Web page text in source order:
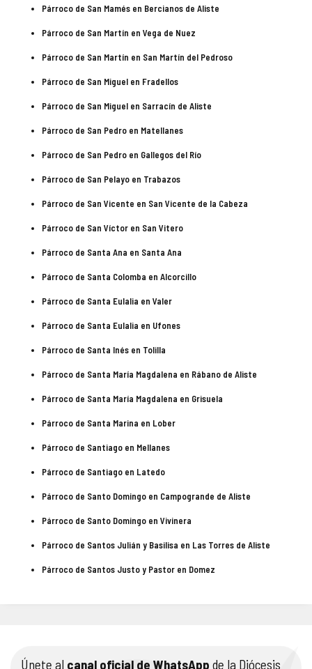
Párroco de San Mamés en Bercianos de Aliste
Párroco de San Martín en Vega de Nuez
Párroco de San Martín en San Martín del Pedroso
Párroco de San Miguel en Fradellos
Párroco de San Miguel en Sarracín de Aliste
Párroco de San Pedro en Matellanes
Párroco de San Pedro en Gallegos del Río
Párroco de San Pelayo en Trabazos
Párroco de San Vicente en San Vicente de la Cabeza
Párroco de San Víctor en San Vitero
Párroco de Santa Ana en Santa Ana
Párroco de Santa Colomba en Alcorcillo
Párroco de Santa Eulalia en Valer
Párroco de Santa Eulalia en Ufones
Párroco de Santa Inés en Tolilla
Párroco de Santa María Magdalena en Rábano de Aliste
Párroco de Santa María Magdalena en Grisuela
Párroco de Santa Marina en Lober
Párroco de Santiago en Mellanes
Párroco de Santiago en Latedo
Párroco de Santo Domingo en Campogrande de Aliste
Párroco de Santo Domingo en Vivinera
Párroco de Santos Julián y Basilisa en Las Torres de Aliste
Párroco de Santos Justo y Pastor en Domez
Únete al canal oficial de WhatsApp de la Diócesis